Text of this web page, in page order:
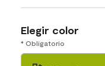
Elegir color
* Obligatorio